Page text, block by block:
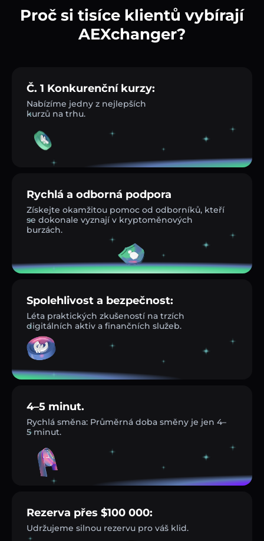
Proč si tisíce klientů vybírají
AEXchanger?
Č. 1 Konkurenční kurzy:
Nabízíme jedny z nejlepších
kurzů na trhu.
Rychlá a odborná podpora
Získejte okamžitou pomoc od odborníků, kteří
se dokonale vyznají v kryptoměnových
burzách.
Spolehlivost a bezpečnost:
Léta praktických zkušeností na trzích
digitálních aktiv a finančních služeb.
4–5 minut.
Rychlá směna: Průměrná doba směny je jen 4–
5 minut.
Rezerva přes $100 000:
Udržujeme silnou rezervu pro váš klid.